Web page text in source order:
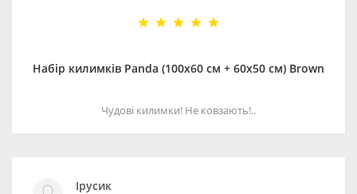
Набір килимків Panda (100х60 см + 60х50 см) Brown
Чудові килимки! Не ковзають!..
Ірусик